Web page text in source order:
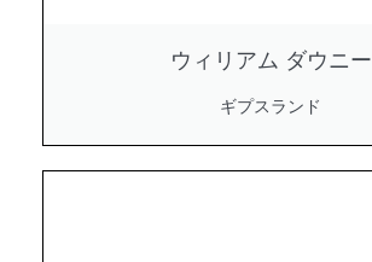
ウィリアム ダウニー
ギプスランド